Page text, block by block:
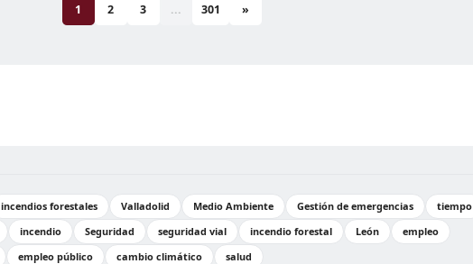
1 2 3 ... 301 »
incendios forestales Valladolid Medio Ambiente Gestión de emergencias
tiempo
incendio Seguridad seguridad vial incendio forestal León
empleo
empleo público cambio climático salud